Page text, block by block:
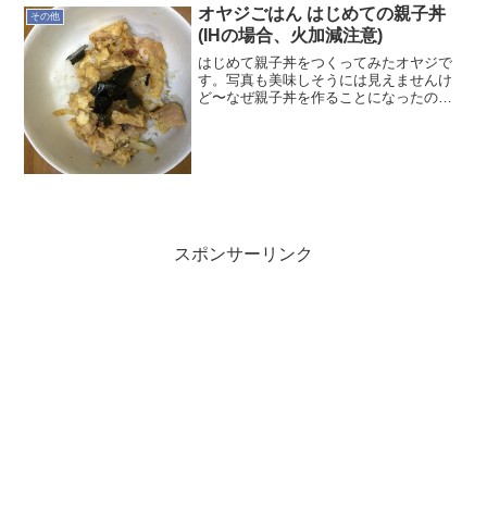
だが…ーーほか...
その他
オヤジごはん はじめての親子丼
(IHの場合、火加減注意)
はじめて親子丼をつくってみたオヤジで
す。写真も美味しそうには見えませんけ
ど〜なぜ親子丼を作ることになったのか
スポンサーリンク